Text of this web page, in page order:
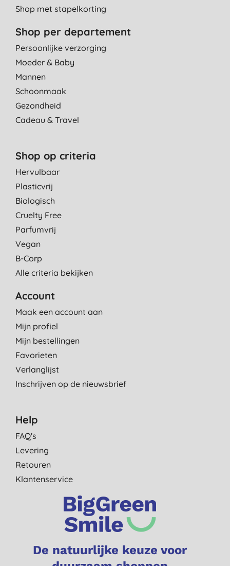
Shop met stapelkorting
Shop per departement
Persoonlijke verzorging
Moeder & Baby
Mannen
Schoonmaak
Gezondheid
Cadeau & Travel
Shop op criteria
Hervulbaar
Plasticvrij
Biologisch
Cruelty Free
Parfumvrij
Vegan
B-Corp
Alle criteria bekijken
Account
Maak een account aan
Mijn profiel
Mijn bestellingen
Favorieten
Verlanglijst
Inschrijven op de nieuwsbrief
Help
FAQ's
Levering
Retouren
Klantenservice
De natuurlijke keuze voor